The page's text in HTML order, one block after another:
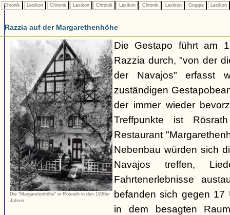
Chronik Lexikon Chronik Lexikon Chronik Lexikon Chronik Lexikon Gruppe Lexikon
Razzia auf der Margarethenhöhe
Die "Margaretenhöhe" in Rösrath in den 1930er
Jahren
Die Gestapo führt am
Razzia durch, "von der
der Navajos" erfasst
zuständigen
der immer wieder
Treffpunkte ist
Restaurant
Nebenbau würden sich
Navajos treffen,
Fahrtenerlebnisse
befanden sich gegen 17
in dem besagten